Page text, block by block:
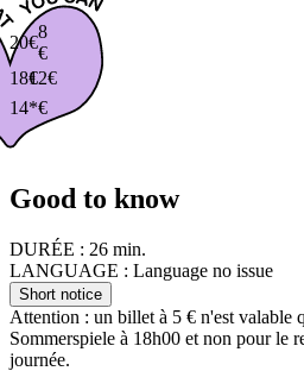
20€
18€
14*€
12€
8
€
Good to know
DURÉE : 26 min.
LANGUAGE : Language no issue
Short notice
Attention : un billet à 5 € n'est valable
Sommerspiele à 18h00 et non pour le
journée.